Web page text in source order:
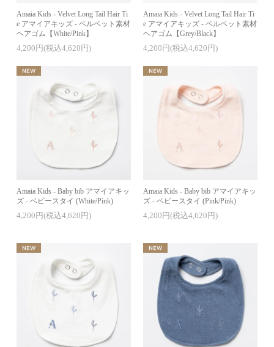
Amaia Kids - Velvet Long Tail Hair Ti
e アマイアキッズ - ベルベット素材
ヘアゴム【White/Pink】
4,200円(税込4,620円)
Amaia Kids - Velvet Long Tail Hair Ti
e アマイアキッズ - ベルベット素材
ヘアゴム【Grey/Black】
4,200円(税込4,620円)
Amaia Kids - Baby bib アマイアキッ
ズ - ベビースタイ (White/Pink)
4,200円(税込4,620円)
Amaia Kids - Baby bib アマイアキッ
ズ - ベビースタイ (Pink/Pink)
4,200円(税込4,620円)